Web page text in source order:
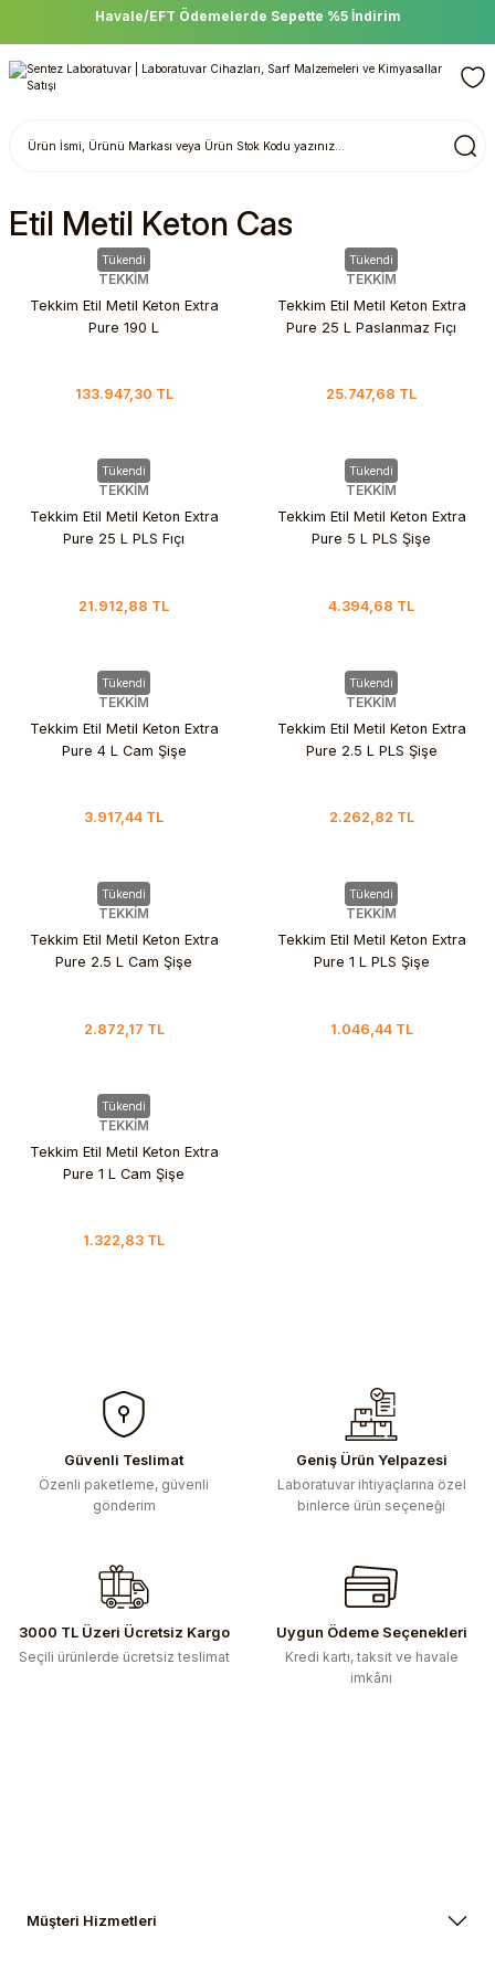
Havale/EFT Ödemelerde Sepette %5 İndirim
Etil Metil Keton Cas
Tükendi
TEKKİM
Tekkim Etil Metil Keton Extra
Pure 190 L
133.947,30 TL
Tükendi
TEKKİM
Tekkim Etil Metil Keton Extra
Pure 25 L Paslanmaz Fıçı
25.747,68 TL
Tükendi
TEKKİM
Tekkim Etil Metil Keton Extra
Pure 25 L PLS Fıçı
21.912,88 TL
Tükendi
TEKKİM
Tekkim Etil Metil Keton Extra
Pure 5 L PLS Şişe
4.394,68 TL
Tükendi
TEKKİM
Tekkim Etil Metil Keton Extra
Pure 4 L Cam Şişe
3.917,44 TL
Tükendi
TEKKİM
Tekkim Etil Metil Keton Extra
Pure 2.5 L PLS Şişe
2.262,82 TL
Tükendi
TEKKİM
Tekkim Etil Metil Keton Extra
Pure 2.5 L Cam Şişe
2.872,17 TL
Tükendi
TEKKİM
Tekkim Etil Metil Keton Extra
Pure 1 L PLS Şişe
1.046,44 TL
Tükendi
TEKKİM
Tekkim Etil Metil Keton Extra
Pure 1 L Cam Şişe
1.322,83 TL
Güvenli Teslimat
Özenli paketleme, güvenli
gönderim
Geniş Ürün Yelpazesi
Laboratuvar ihtiyaçlarına özel
binlerce ürün seçeneği
3000 TL Üzeri Ücretsiz Kargo
Seçili ürünlerde ücretsiz teslimat
Uygun Ödeme Seçenekleri
Kredi kartı, taksit ve havale
imkânı
Müşteri Hizmetleri